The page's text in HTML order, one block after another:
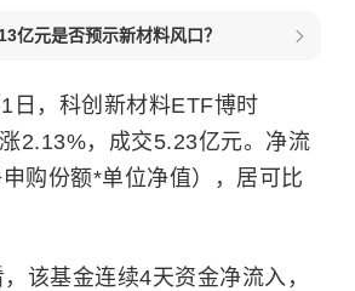
亿元是否预示新材料风口？
，科创新材料ETF博时
2.13%，成交5.23亿元。净流
购份额*单位净值），居可比
基金连续4天资金净流入，